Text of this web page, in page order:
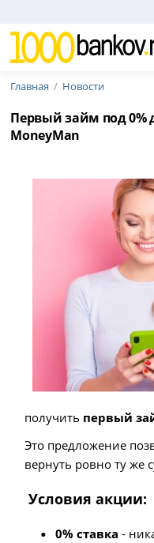
Главная Новости
Первый займ под 0%
MoneyMan
получить первый
Это предложение
вернуть ровно ту же
Условия акции:
0% ставка -